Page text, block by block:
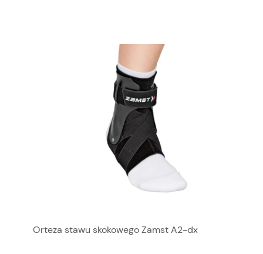
Orteza stawu skokowego Zamst A2-dx